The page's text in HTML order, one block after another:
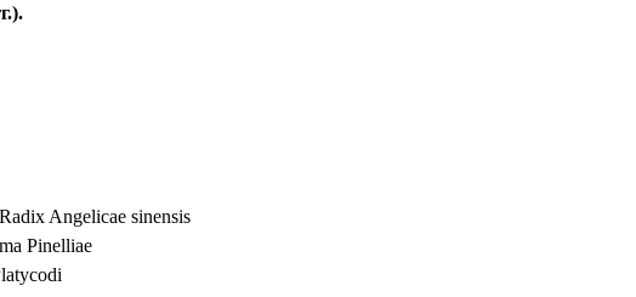
Angeliсaе sinensis
Pinelliaе